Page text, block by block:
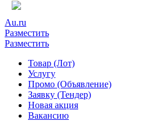
Au.ru
Разместить
Разместить
Товар (Лот)
Услугу
Промо (Объявление)
Заявку (Тендер)
Новая акция
Вакансию